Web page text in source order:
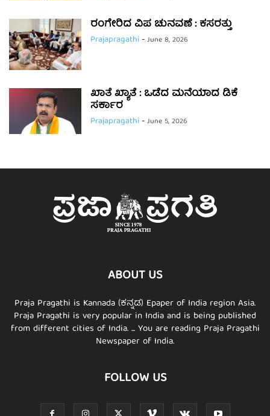
ರಂಗೇರಿದ ವಿಪ ಚುನವಣೆ : ಕಸರತ್ತು
Prajapragathi-June 8, 2026
ಖಾತೆ ಖ್ಯಾತೆ : ಒಡೆದ ಮನೆಯಾದ ಡಿಕೆ
ಸರ್ಕಾರ
Prajapragathi-June 5, 2026
ABOUT US
Praja Pragathi is Kannada (ಕನ್ನಡ) Epaper of India region Asia.
Praja Pragathi is very popular in India and is being published
from different cities of India. ... You are reading Praja Pragathi
Newspaper of India.
FOLLOW US